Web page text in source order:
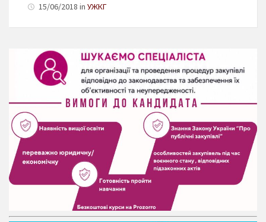
15/06/2018 in УЖКГ